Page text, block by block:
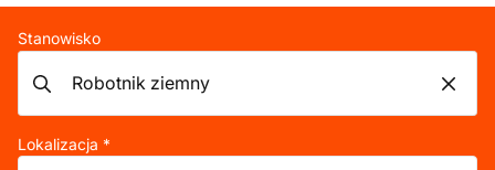
Stanowisko
Lokalizacja *